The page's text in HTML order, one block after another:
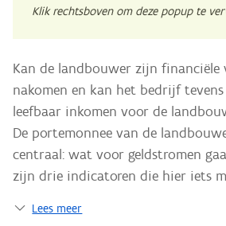
Klik rechtsboven om deze popup te
Kan de landbouwer zijn financiële
nakomen en kan het bedrijf
leefbaar inkomen voor de
De portemonnee van de
centraal: wat voor geldstromen
zijn drie indicatoren die hier iets
Lees meer